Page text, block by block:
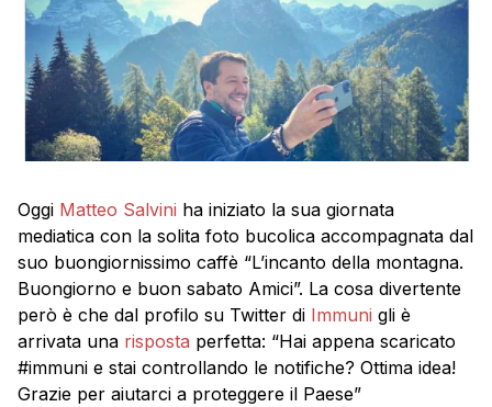
Oggi Matteo Salvini ha iniziato la sua giornata
mediatica con la solita foto bucolica accompagnata dal
suo buongiornissimo caffè “L’incanto della montagna.
Buongiorno e buon sabato Amici”. La cosa divertente
però è che dal profilo su Twitter di Immuni gli è
arrivata una risposta perfetta: “Hai appena scaricato
#immuni e stai controllando le notifiche? Ottima idea!
Grazie per aiutarci a proteggere il Paese”